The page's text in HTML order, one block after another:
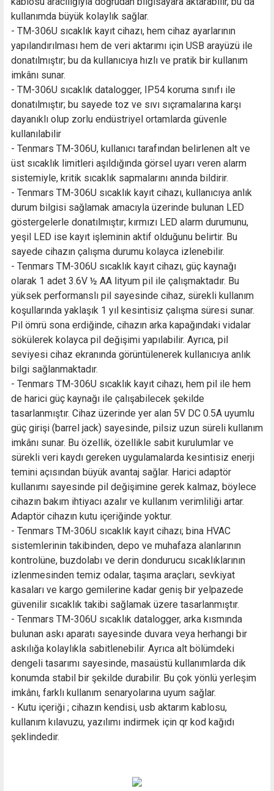
kullanımda büyük kolaylık sağlar.
- TM-306U sıcaklık kayıt cihazı, hem cihaz ayarlarının
yapılandırılması hem de veri aktarımı için USB arayüzü ile
donatılmıştır; bu da kullanıcıya hızlı ve pratik bir kullanım
imkânı sunar.
- TM-306U sıcaklık datalogger, IP54 koruma sınıfı ile
donatılmıştır; bu sayede toz ve sıvı sıçramalarına karşı
dayanıklı olup zorlu endüstriyel ortamlarda güvenle
kullanılabilir
- Tenmars TM-306U, kullanıcı tarafından belirlenen alt ve
üst sıcaklık limitleri aşıldığında görsel uyarı veren alarm
sistemiyle, kritik sıcaklık sapmalarını anında bildirir.
- Tenmars TM-306U sıcaklık kayıt cihazı, kullanıcıya anlık
durum bilgisi sağlamak amacıyla üzerinde bulunan LED
göstergelerle donatılmıştır; kırmızı LED alarm durumunu,
yeşil LED ise kayıt işleminin aktif olduğunu belirtir. Bu
sayede cihazın çalışma durumu kolayca izlenebilir.
- Tenmars TM-306U sıcaklık kayıt cihazı, güç kaynağı
olarak 1 adet 3.6V ½ AA lityum pil ile çalışmaktadır. Bu
yüksek performanslı pil sayesinde cihaz, sürekli kullanım
koşullarında yaklaşık 1 yıl kesintisiz çalışma süresi sunar.
Pil ömrü sona erdiğinde, cihazın arka kapağındaki vidalar
sökülerek kolayca pil değişimi yapılabilir. Ayrıca, pil
seviyesi cihaz ekranında görüntülenerek kullanıcıya anlık
bilgi sağlanmaktadır.
- Tenmars TM-306U sıcaklık kayıt cihazı, hem pil ile hem
de harici güç kaynağı ile çalışabilecek şekilde
tasarlanmıştır. Cihaz üzerinde yer alan 5V DC 0.5A uyumlu
güç girişi (barrel jack) sayesinde, pilsiz uzun süreli kullanım
imkânı sunar. Bu özellik, özellikle sabit kurulumlar ve
sürekli veri kaydı gereken uygulamalarda kesintisiz enerji
temini açısından büyük avantaj sağlar. Harici adaptör
kullanımı sayesinde pil değişimine gerek kalmaz, böylece
cihazın bakım ihtiyacı azalır ve kullanım verimliliği artar.
Adaptör cihazın kutu içeriğinde yoktur.
- Tenmars TM-306U sıcaklık kayıt cihazı; bina HVAC
sistemlerinin takibinden, depo ve muhafaza alanlarının
kontrolüne, buzdolabı ve derin dondurucu sıcaklıklarının
izlenmesinden temiz odalar, taşıma araçları, sevkiyat
kasaları ve kargo gemilerine kadar geniş bir yelpazede
güvenilir sıcaklık takibi sağlamak üzere tasarlanmıştır.
- Tenmars TM-306U sıcaklık datalogger, arka kısmında
bulunan askı aparatı sayesinde duvara veya herhangi bir
askılığa kolaylıkla sabitlenebilir. Ayrıca alt bölümdeki
dengeli tasarımı sayesinde, masaüstü kullanımlarda dik
konumda stabil bir şekilde durabilir. Bu çok yönlü yerleşim
imkânı, farklı kullanım senaryolarına uyum sağlar.
- Kutu içeriği ; cihazın kendisi, usb aktarım kablosu,
kullanım kılavuzu, yazılımı indirmek için qr kod kağıdı
şeklindedir.